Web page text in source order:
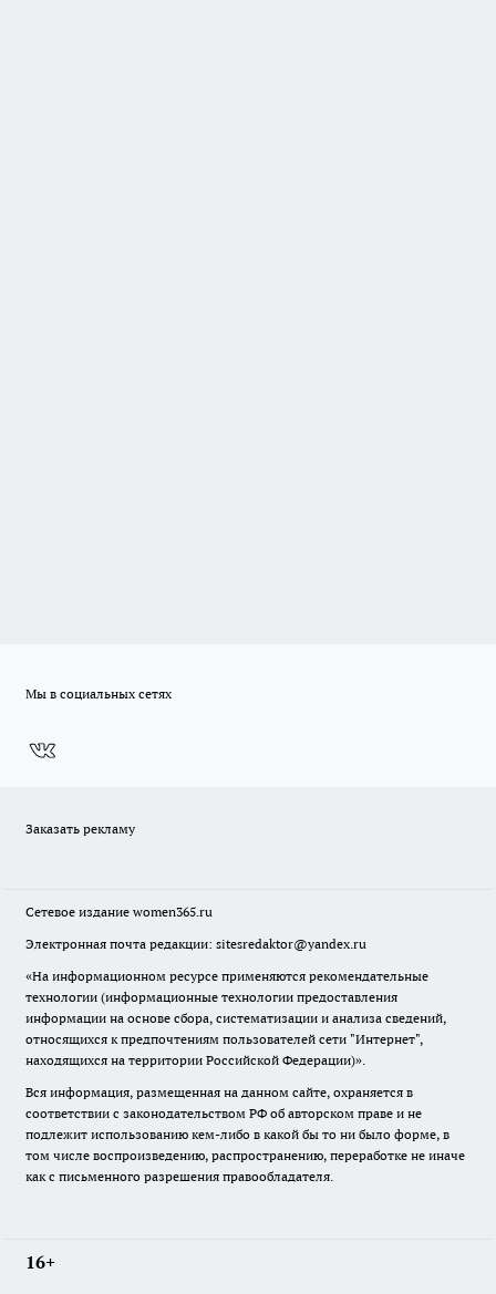
Мы в социальных сетях
Заказать рекламу
Сетевое издание women365.ru
Электронная почта редакции: sitesredaktor@yandex.ru
«На информационном ресурсе применяются рекомендательные
технологии (информационные технологии предоставления
информации на основе сбора, систематизации и анализа сведений,
относящихся к предпочтениям пользователей сети "Интернет",
находящихся на территории Российской Федерации)».
Вся информация, размещенная на данном сайте, охраняется в
соответствии с законодательством РФ об авторском праве и не
подлежит использованию кем-либо в какой бы то ни было форме, в
том числе воспроизведению, распространению, переработке не иначе
как с письменного разрешения правообладателя.
16+